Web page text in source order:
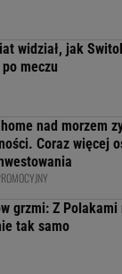
widział, jak
meczu
nad morzem
Coraz więcej
grzmi: Z
tak samo